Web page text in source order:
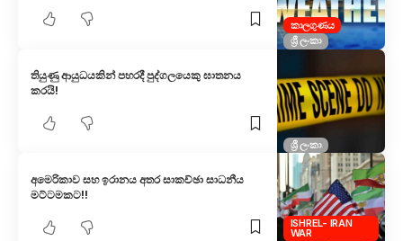
කාලගුණය
ශ්‍රී ලංකා
ශ්‍රී ලංකා
තියුණු ආයුධයකින් පහරදී පුද්ගලයෙකු ඝාතනය
කරයි!
ISHREL- IRAN
WAR
අමෙරිකාව සහ ඉරානය අතර සාකච්ඡා සාධනීය
මට්ටමකට!!